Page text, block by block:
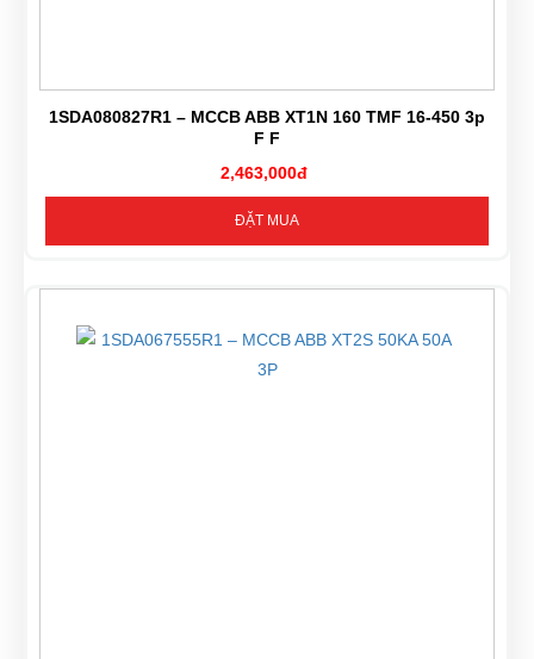
1SDA080827R1 – MCCB ABB XT1N 160 TMF 16-450 3p
F F
2,463,000đ
ĐẶT MUA